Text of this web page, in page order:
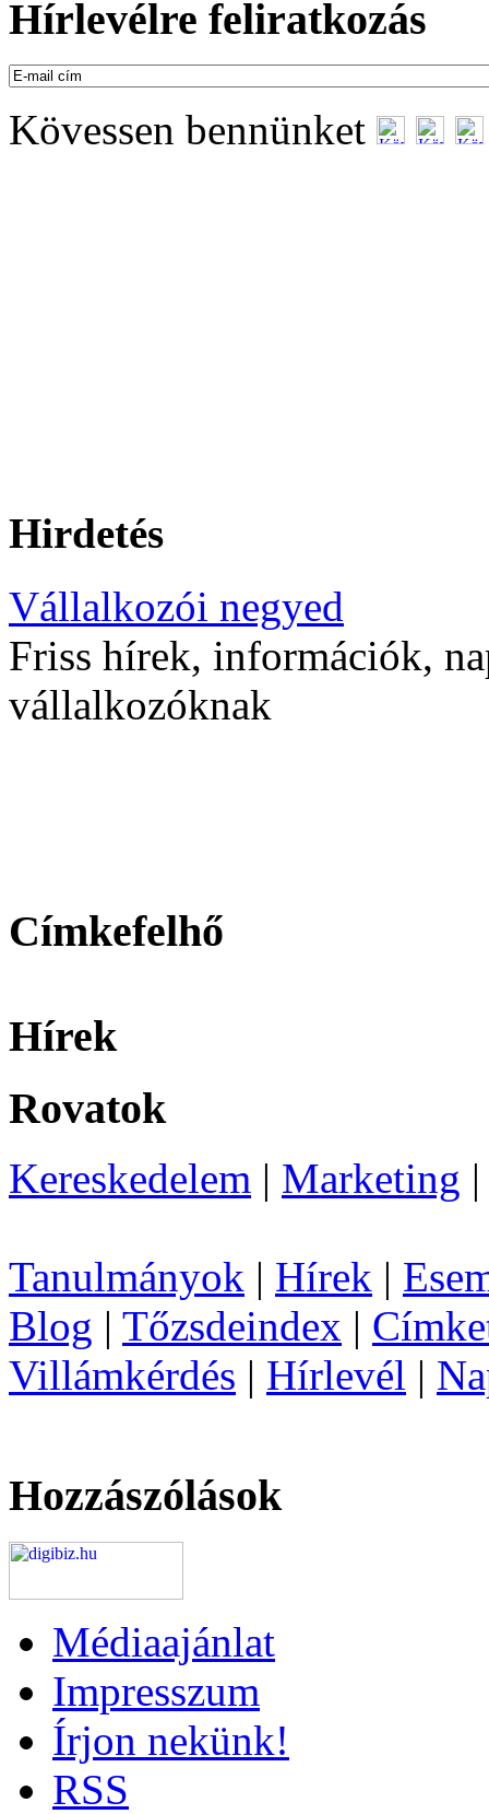
Hírlevélre feliratkozás
Kövessen bennünket
Hirdetés
Vállalkozói negyed
Friss hírek, információk,
vállalkozóknak
Címkefelhő
Hírek
Rovatok
Kereskedelem | Marketing
Tanulmányok | Hírek |
Blog | Tőzsdeindex |
Villámkérdés | Hírlevél |
Hozzászólások
Médiaajánlat
Impresszum
Írjon nekünk!
RSS